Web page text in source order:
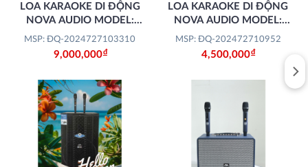
LOA KARAOKE DI ĐỘNG
NOVA AUDIO MODEL:
PRO-500V
MSP: ĐQ-2024727103310
9,000,000Đ
LOA KARAOKE DI ĐỘNG
NOVA AUDIO MODEL:
PRO-250V (2 MÀU
ĐÈN/XANH)
MSP: ĐQ-202472710952
4,500,000Đ